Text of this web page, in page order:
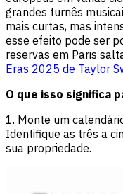
grandes turnês
mais curtas, mas
esse efeito pode ser
reservas em Paris
Eras 2025 de Taylor
O que isso significa
1. Monte um
Identifique as três a
sua propriedade.